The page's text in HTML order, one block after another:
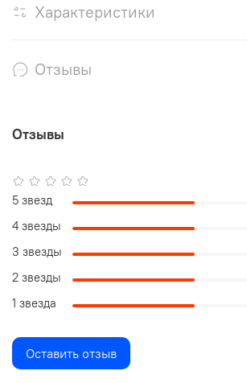
Характеристики
Отзывы
Отзывы
5 звезд
4 звезды
3 звезды
2 звезды
1 звезда
Оставить отзыв